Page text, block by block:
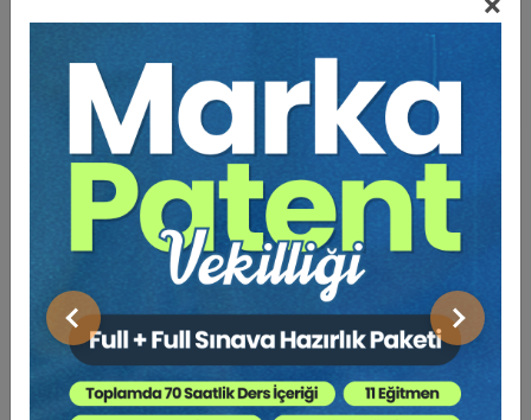
Önceki Sonraki
Hâkim Dr. Ahmet Cahit İYİLİKLİ:Sicildışı Kazanılan
Taşınmaz Mülkiyetinin Cebri İcradan Masun Olması
Üzerine Tahlil ve Düşünceler
BENZER VIDEO EĞITIMLER
Video Eğitim Abonesi Ol: Sadece 5490 TL / Yıllık